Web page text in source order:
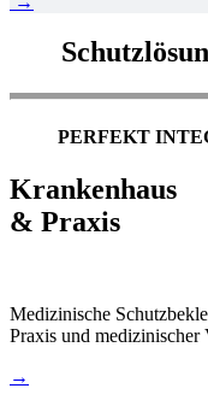
PERFEKT
Krankenhaus
& Praxis
Medizinische
Praxis und medizinischer
→